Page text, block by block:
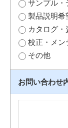
サンプル・
製品説明希
カタログ・
校正・メン
その他
お問い合わせ